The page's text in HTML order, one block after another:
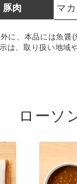
豚肉 マ
に、本品には魚醤(
は、取り扱い地域
ローソ